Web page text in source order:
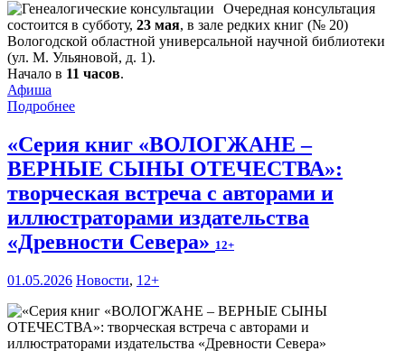
Очередная консультация
состоится в субботу, 23 мая, в зале редких книг (№ 20)
Вологодской областной универсальной научной библиотеки
(ул. М. Ульяновой, д. 1).
Начало в 11 часов.
Афиша
Подробнее
«Серия книг «ВОЛОГЖАНЕ –
ВЕРНЫЕ СЫНЫ ОТЕЧЕСТВА»:
творческая встреча с авторами и
иллюстраторами издательства
«Древности Севера» 12+
01.05.2026 Новости, 12+